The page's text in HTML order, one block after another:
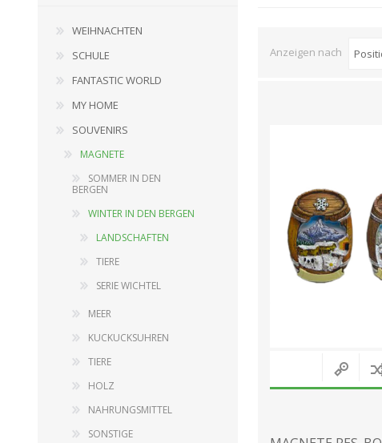
DEKORATION
EINRICHTUNGSGEGENSTÄNDE
SPIELUHR
SCHNEEKUGELN
LANDSCHAFTEN
HEILIGE GEGENSTÄNDE
SERIE BABY
GARTENARTIKEL
SCHREIBBEDARF
Anzeigen nach
WEIHNACHTEN
SCHULE
FANTASTIC WORLD
MY HOME
SOUVENIRS
MAGNETE
SOMMER IN DEN
BERGEN
WINTER IN DEN BERGEN
LANDSCHAFTEN
TIERE
SERIE WICHTEL
MEER
KUCKUCKSUHREN
TIERE
HOLZ
NAHRUNGSMITTEL
SONSTIGE